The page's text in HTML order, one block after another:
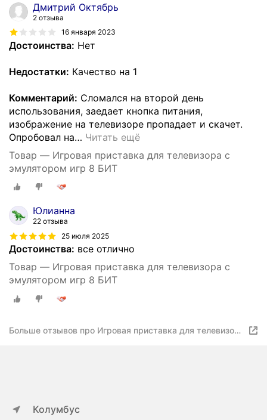
Дмитрий Октябрь
2 отзыва
16 января 2023
Достоинства: Нет
Недостатки: Качество на 1
Комментарий: Сломался на второй день
использования, заедает кнопка питания,
изображение на телевизоре пропадает и скачет.
Опробовал на… Читать ещё
Товар — Игровая приставка для телевизора с
эмулятором игр 8 БИТ
Юлианна
22 отзыва
25 июля 2025
Достоинства: все отлично
Товар — Игровая приставка для телевизора с
эмулятором игр 8 БИТ
Больше отзывов про Игровая приставка для телевизора
Колумбус